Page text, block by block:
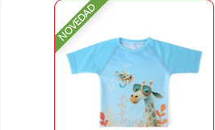
NOVEDAD